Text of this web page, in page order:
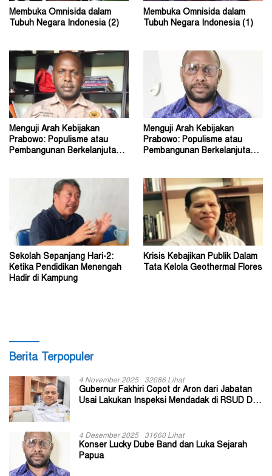
Membuka Omnisida dalam
Tubuh Negara Indonesia (2)
Membuka Omnisida dalam
Tubuh Negara Indonesia (1)
Menguji Arah Kebijakan
Prabowo: Populisme atau
Pembangunan Berkelanjutan?
Menguji Arah Kebijakan
Prabowo: Populisme atau
Pembangunan Berkelanjutan?
Sekolah Sepanjang Hari-2:
Ketika Pendidikan Menengah
Hadir di Kampung
Krisis Kebajikan Publik Dalam
Tata Kelola Geothermal Flores
Berita Terpopuler
4 November 2025 32086 Lihat
Gubernur Fakhiri Copot dr Aron dari Jabatan
Usai Lakukan Inspeksi Mendadak di RSUD Dok
4 Desember 2025 31660 Lihat
Konser Lucky Dube Band dan Luka Sejarah
Papua